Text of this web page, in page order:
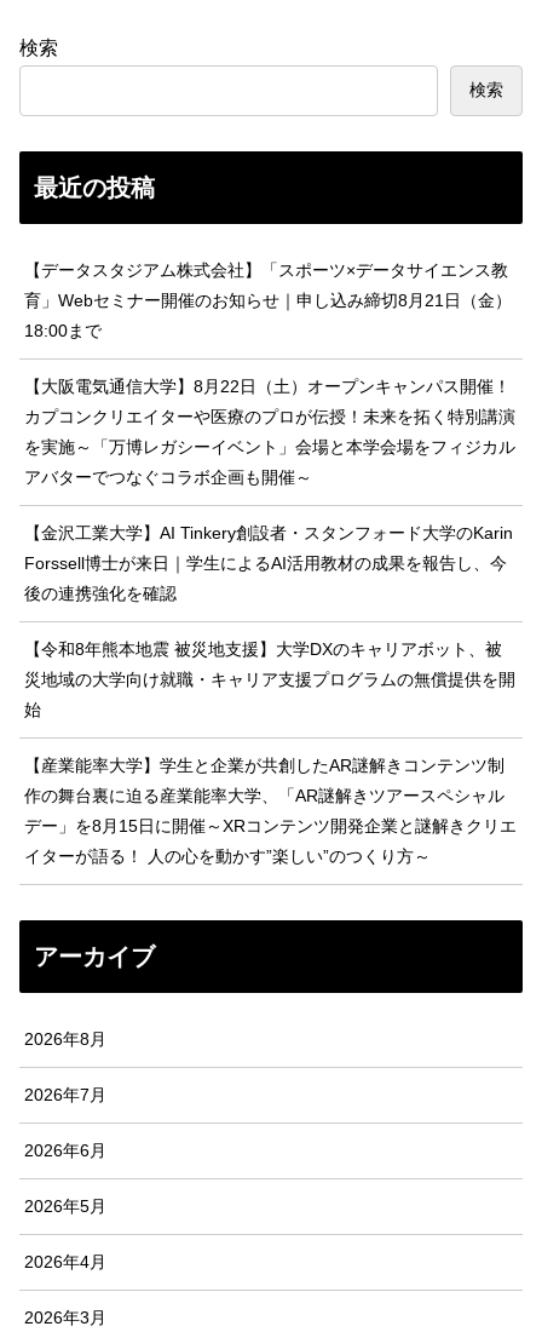
検索
検索
最近の投稿
【データスタジアム株式会社】「スポーツ×データサイエンス教
育」Webセミナー開催のお知らせ｜申し込み締切8月21日（金）
18:00まで
【大阪電気通信大学】8月22日（土）オープンキャンパス開催！
カプコンクリエイターや医療のプロが伝授！未来を拓く特別講演
を実施～「万博レガシーイベント」会場と本学会場をフィジカル
アバターでつなぐコラボ企画も開催～
【金沢工業大学】AI Tinkery創設者・スタンフォード大学のKarin
Forssell博士が来日｜学生によるAI活用教材の成果を報告し、今
後の連携強化を確認
【令和8年熊本地震 被災地支援】大学DXのキャリアボット、被
災地域の大学向け就職・キャリア支援プログラムの無償提供を開
始
【産業能率大学】学生と企業が共創したAR謎解きコンテンツ制
作の舞台裏に迫る産業能率大学、「AR謎解きツアースペシャル
デー」を8月15日に開催～XRコンテンツ開発企業と謎解きクリエ
イターが語る！ 人の心を動かす”楽しい”のつくり方～
アーカイブ
2026年8月
2026年7月
2026年6月
2026年5月
2026年4月
2026年3月